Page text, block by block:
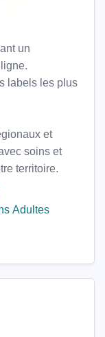
un
labels les plus
et
soins et
territoire.
Adultes